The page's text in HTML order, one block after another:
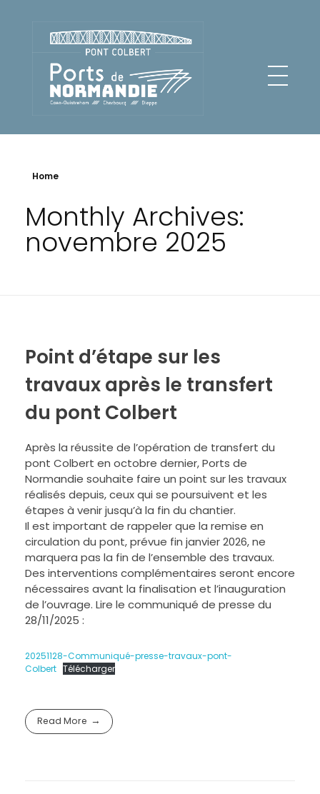
Home
Monthly Archives:
novembre 2025
Point d’étape sur les
travaux après le transfert
du pont Colbert
Après la réussite de l’opération de transfert du
pont Colbert en octobre dernier, Ports de
Normandie souhaite faire un point sur les travaux
réalisés depuis, ceux qui se poursuivent et les
étapes à venir jusqu’à la fin du chantier.
Il est important de rappeler que la remise en
circulation du pont, prévue fin janvier 2026, ne
marquera pas la fin de l’ensemble des travaux.
Des interventions complémentaires seront encore
nécessaires avant la finalisation et l’inauguration
de l’ouvrage. Lire le communiqué de presse du
28/11/2025 :
20251128-Communiqué-presse-travaux-pont-
Colbert Télécharger
Read More